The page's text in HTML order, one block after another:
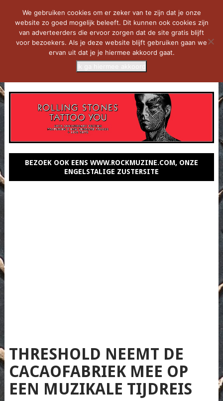
BEZOEK OOK EENS WWW.ROCKMUZINE.COM, ONZE
ENGELSTALIGE ZUSTERSITE
THRESHOLD NEEMT DE
CACAOFABRIEK MEE OP
EEN MUZIKALE TIJDREIS
We gebruiken cookies om er zeker van te zijn dat je onze
website zo goed mogelijk beleeft. Dit kunnen ook cookies zijn
van adverteerders die ervoor zorgen dat de site gratis blijft
voor bezoekers. Als je deze website blijft gebruiken gaan we
ervan uit dat je je hiermee akkoord gaat.
Ik ga hiermee akkoord